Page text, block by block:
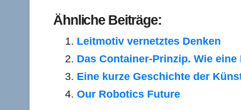
Ähnliche Beiträge:
Leitmotiv vernetztes Denken
Das Container-Prinzip. Wie
Eine kurze Geschichte der
Our Robotics Future